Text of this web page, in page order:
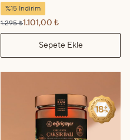
%15 İndirim
1.295 ₺1.101,00 ₺
Sepete Ekle